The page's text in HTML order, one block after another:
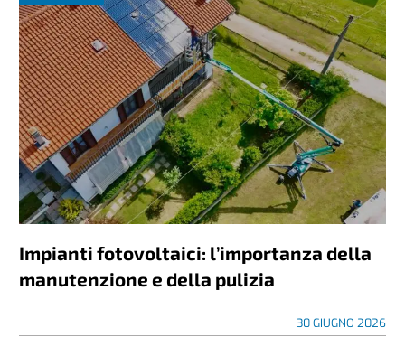
Impianti fotovoltaici: l’importanza della
manutenzione e della pulizia
30 GIUGNO 2026